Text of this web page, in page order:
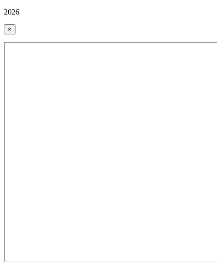
2026
×